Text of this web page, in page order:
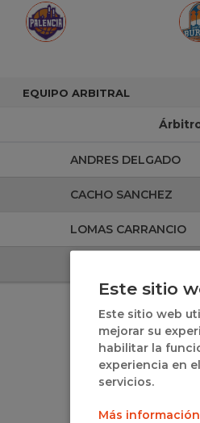
EQUIPO ARBITRAL
ANDRES DELGADO
CACHO SANCHEZ
LOMAS CARRANCIO
Este sitio
Este sitio web
mejorar su
habilitar la
experiencia en
servicios.
Más